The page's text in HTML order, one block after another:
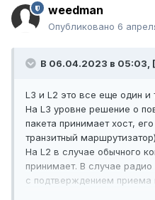
weedman
Опубликовано 6
В 06.04.2023 в 05:03,
L3 и L2 это все еще один и
На L3 уровне решение о
пакета принимает хост,
транзитный
На L2 в случае обычного
принимает. В случае
с подтверждением приема